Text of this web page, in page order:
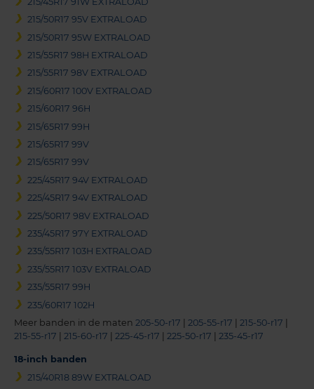
215/50R17 95V EXTRALOAD
215/50R17 95W EXTRALOAD
215/55R17 98H EXTRALOAD
215/55R17 98V EXTRALOAD
215/60R17 100V EXTRALOAD
215/60R17 96H
215/65R17 99H
215/65R17 99V
215/65R17 99V
225/45R17 94V EXTRALOAD
225/45R17 94V EXTRALOAD
225/50R17 98V EXTRALOAD
235/45R17 97Y EXTRALOAD
235/55R17 103H EXTRALOAD
235/55R17 103V EXTRALOAD
235/55R17 99H
235/60R17 102H
Meer banden in de maten 205-50-r17 205-55-r17 215-50-r17
215-55-r17
215-60-r17 225-45-r17 225-50-r17 235-45-r17
18-inch banden
215/40R18 89W EXTRALOAD